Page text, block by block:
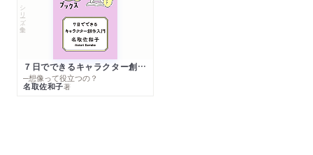
シリーズ・全集
７日でできるキャラクター創作入門
─想像って役立つの？
名取佐和子著